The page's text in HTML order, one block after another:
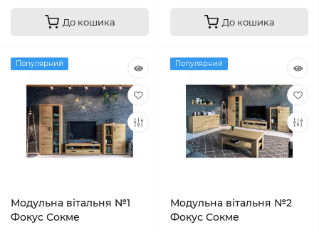
До кошика До кошика
Популярний
Модульна вітальня №1
Фокус Сокме
Популярний
Модульна вітальня №2
Фокус Сокме